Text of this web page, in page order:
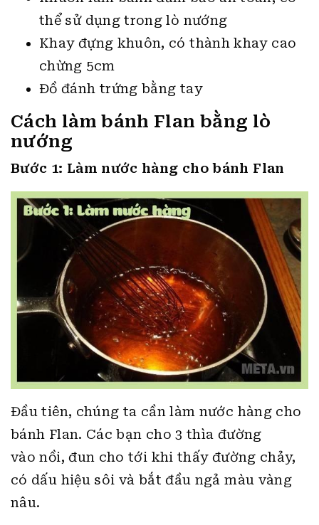
thể sử dụng trong lò nướng
Khay đựng khuôn, có thành khay cao
chừng 5cm
Đồ đánh trứng bằng tay
Cách làm bánh Flan bằng lò
nướng
Bước 1: Làm nước hàng cho bánh Flan
Đầu tiên, chúng ta cần làm nước hàng cho
bánh Flan. Các bạn cho 3 thìa đường
vào nồi, đun cho tới khi thấy đường chảy,
có dấu hiệu sôi và bắt đầu ngả màu vàng
nâu.